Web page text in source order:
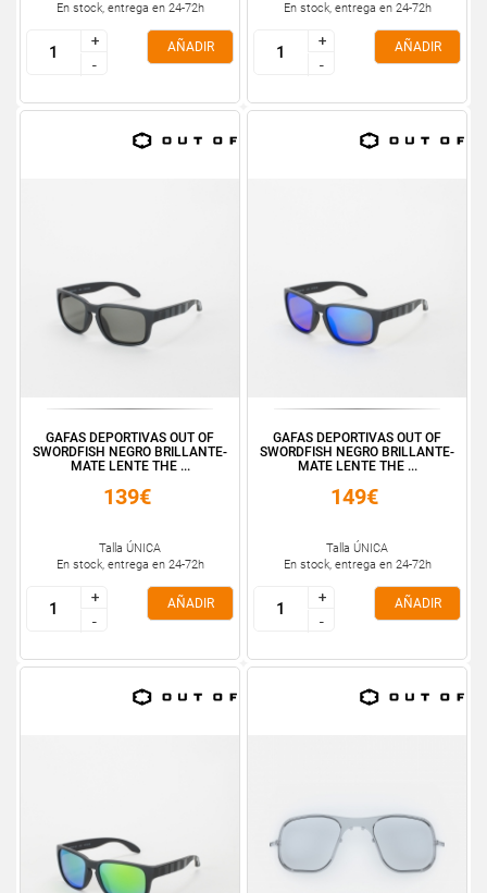
En stock, entrega en 24-72h
+
-
+
-
AÑADIR
En stock, entrega en 24-72h
+
-
+
-
AÑADIR
GAFAS DEPORTIVAS OUT OF
SWORDFISH NEGRO BRILLANTE-
MATE LENTE THE ...
139€
Talla ÚNICA
En stock, entrega en 24-72h
+
-
+
-
AÑADIR
GAFAS DEPORTIVAS OUT OF
SWORDFISH NEGRO BRILLANTE-
MATE LENTE THE ...
149€
Talla ÚNICA
En stock, entrega en 24-72h
+
-
+
-
AÑADIR